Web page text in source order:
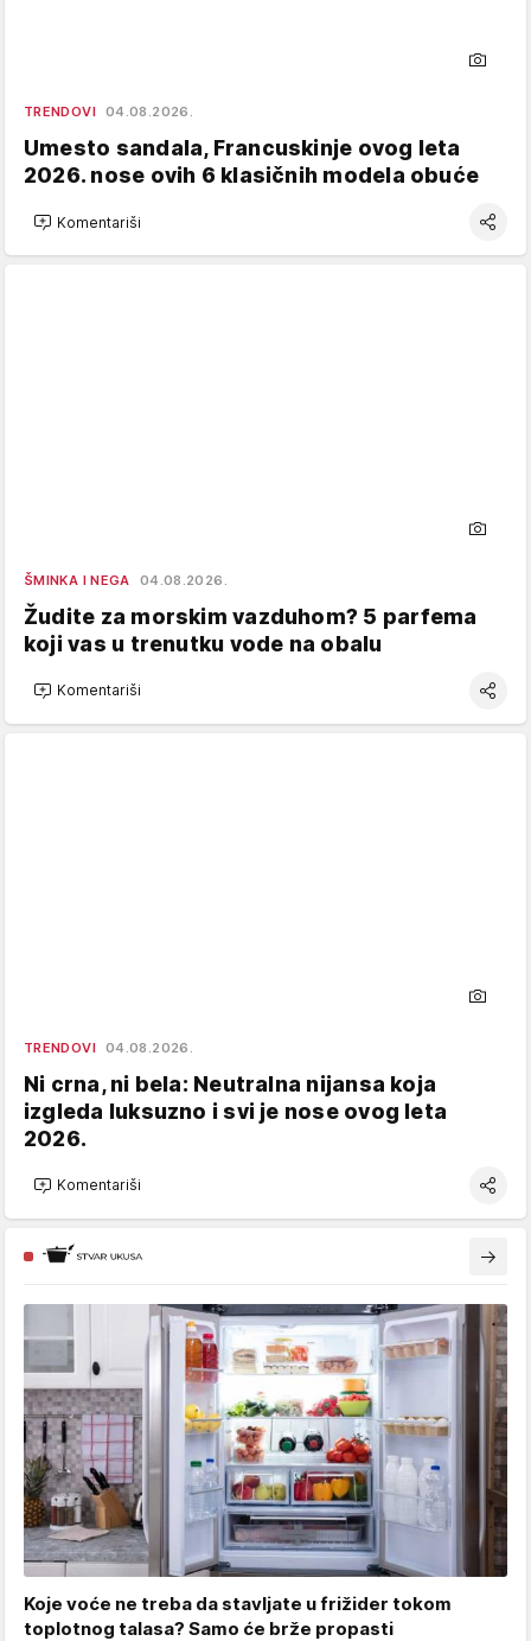
TRENDOVI 04.08.2026.
Umesto sandala, Francuskinje ovog leta
2026. nose ovih 6 klasičnih modela obuće
Komentariši
ŠMINKA I NEGA 04.08.2026.
Žudite za morskim vazduhom? 5 parfema
koji vas u trenutku vode na obalu
Komentariši
TRENDOVI 04.08.2026.
Ni crna, ni bela: Neutralna nijansa koja
izgleda luksuzno i svi je nose ovog leta
2026.
Komentariši
Koje voće ne treba da stavljate u frižider tokom
toplotnog talasa? Samo će brže propasti